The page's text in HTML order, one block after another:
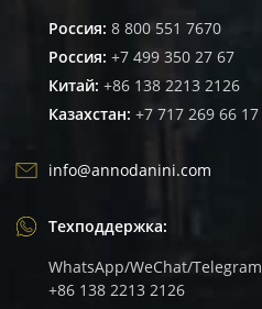
Россия: 8 800 551 7670
Россия: +7 499 350 27 67
Китай: +86 138 2213 2126
Казахстан: +7 717 269 66 17
info@annodanini.com
Техподдержка:
WhatsApp/WeChat/Telegram
+86 138 2213 2126